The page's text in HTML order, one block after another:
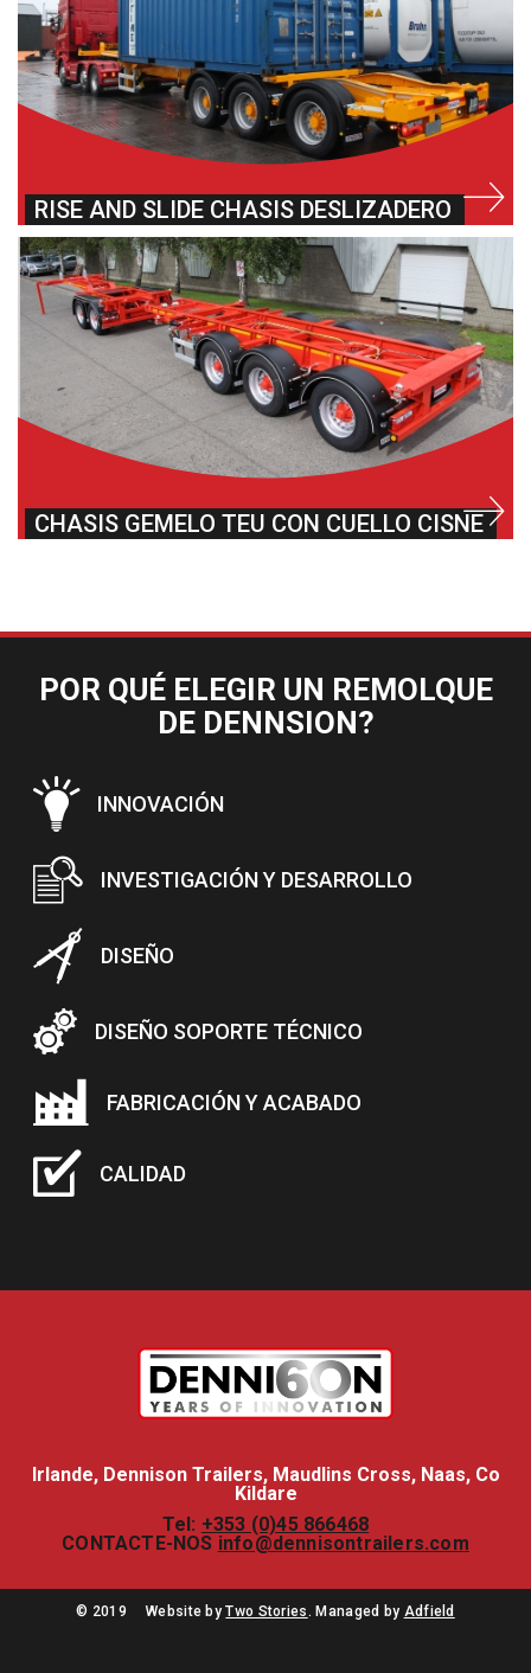
RISE AND SLIDE CHASIS DESLIZADERO
CHASIS GEMELO TEU CON CUELLO CISNE
POR QUÉ ELEGIR UN REMOLQUE
DE DENNSION?
INNOVACIÓN
INVESTIGACIÓN Y DESARROLLO
DISEÑO
DISEÑO SOPORTE TÉCNICO
FABRICACIÓN Y ACABADO
CALIDAD
Irlande, Dennison Trailers, Maudlins Cross, Naas, Co
Kildare
Tel: +353 (0)45 866468
CONTACTE-NOS info@dennisontrailers.com
© 2019 Website byTwo Stories. Managed by Adfield